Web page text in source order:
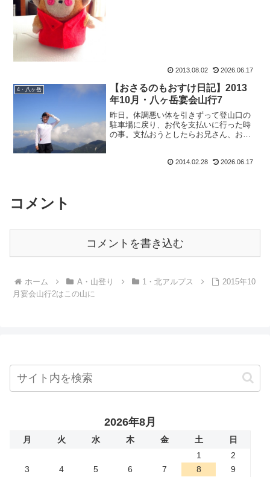
2013.08.02 2026.06.17
4・八ヶ岳
【おさるのもおすけ日記】2013
年10月・八ヶ岳宴会山行7
昨日。体調悪い体を引きずって登山口の
駐車場に戻り、お代を支払いに行った時
の事。支払おうとしたらお兄さん、お：
山荘と三俣山荘で働いてました。』お：
2014.02.28 2026.06.17
コメント
コメントを書き込む
ホーム A・山登り 1・北アルプス
2015年10
月宴会山行2はこの山に
2026年8月
月 火 水 木 金 土
日
1
2
3
4 5 6 7 8
9